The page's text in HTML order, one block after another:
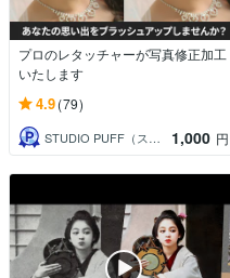
プロのレタッチャーが写真修正加工
いたします
4.9(79)
STUDIO PUFF（スタジオ パフ） 1,000 円